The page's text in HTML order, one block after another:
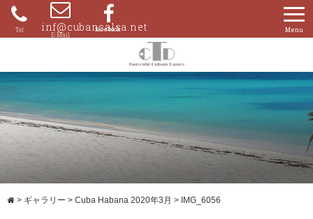
Skip
content
080- inf@cubansalsa.net
> ギャラリー > Cuba Habana 2020年3月 > IMG_6056